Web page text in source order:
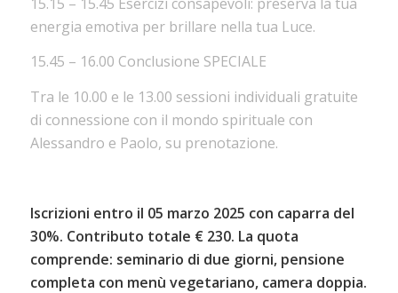
energia emotiva per brillare nella tua Luce.
15.45 – 16.00 Conclusione SPECIALE
Tra le 10.00 e le 13.00 sessioni individuali gratuite
di connessione con il mondo spirituale con
Alessandro e Paolo, su prenotazione.
Iscrizioni entro il 05 marzo 2025 con caparra del
30%. Contributo totale € 230. La quota
comprende: seminario di due giorni, pensione
completa con menù vegetariano, camera doppia.